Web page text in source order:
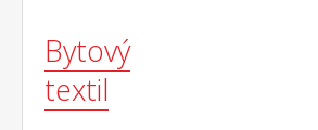
Bytový
textil